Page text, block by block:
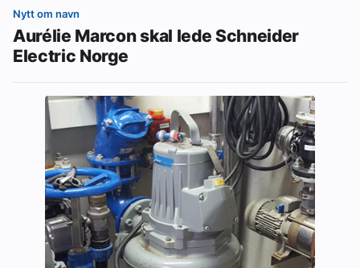
Nytt om navn
Aurélie Marcon skal lede Schneider
Electric Norge